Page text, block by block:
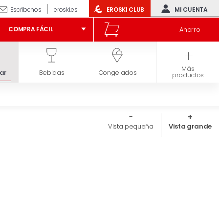
Escríbenos eroski.es EROSKI CLUB MI CUENTA
COMPRA FÁCIL Ahorro
Bebidas Congelados Higiene y belleza
Más
productos
Vista pequeña Vista grande